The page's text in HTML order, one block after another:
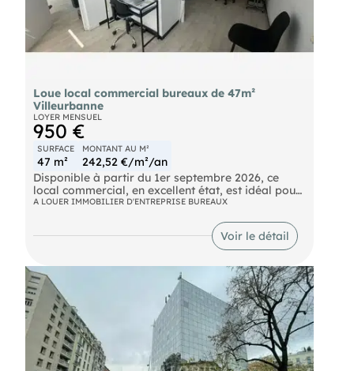
Loue local commercial bureaux de 47m²
Villeurbanne
LOYER MENSUEL
950 €
SURFACE
47 m²
MONTANT AU M²
242,52 €/m²/an
Disponible à partir du 1er septembre 2026, ce
local commercial, en excellent état, est idéal pour
une activité de bureau, cabinet médical ou
conseil ou activité administrative.
Le local se compose de deux espaces distincts :
Espace 1 : salle de réunion ou d'accueil d'environ
30 m², avec WC.
Espace 2 : bureau indépendant d'environ 15 m².
Superficie totale : 47 m²
Le local est très propre, lumineux et prêt à être
occupé, sans travaux à prévoir.
A LOUER IMMOBILIER D'ENTREPRISE BUREAUX
Voir le détail